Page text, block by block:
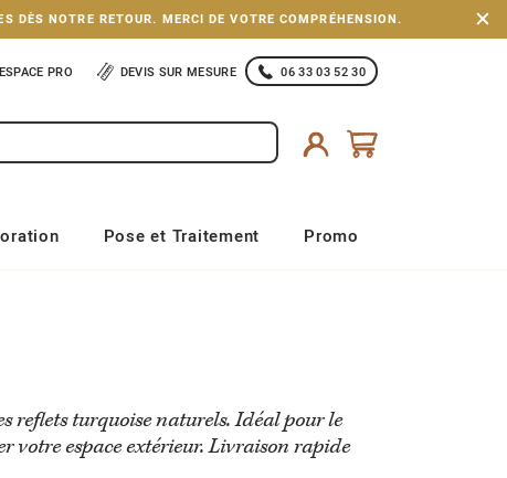
DÈS NOTRE RETOUR. MERCI DE VOTRE COMPRÉHENSION.
ESPACE PRO DEVIS SUR MESURE 06 33 03 52 30
Pose et Traitement Promo
reflets turquoise naturels. Idéal pour le
votre espace extérieur. Livraison rapide